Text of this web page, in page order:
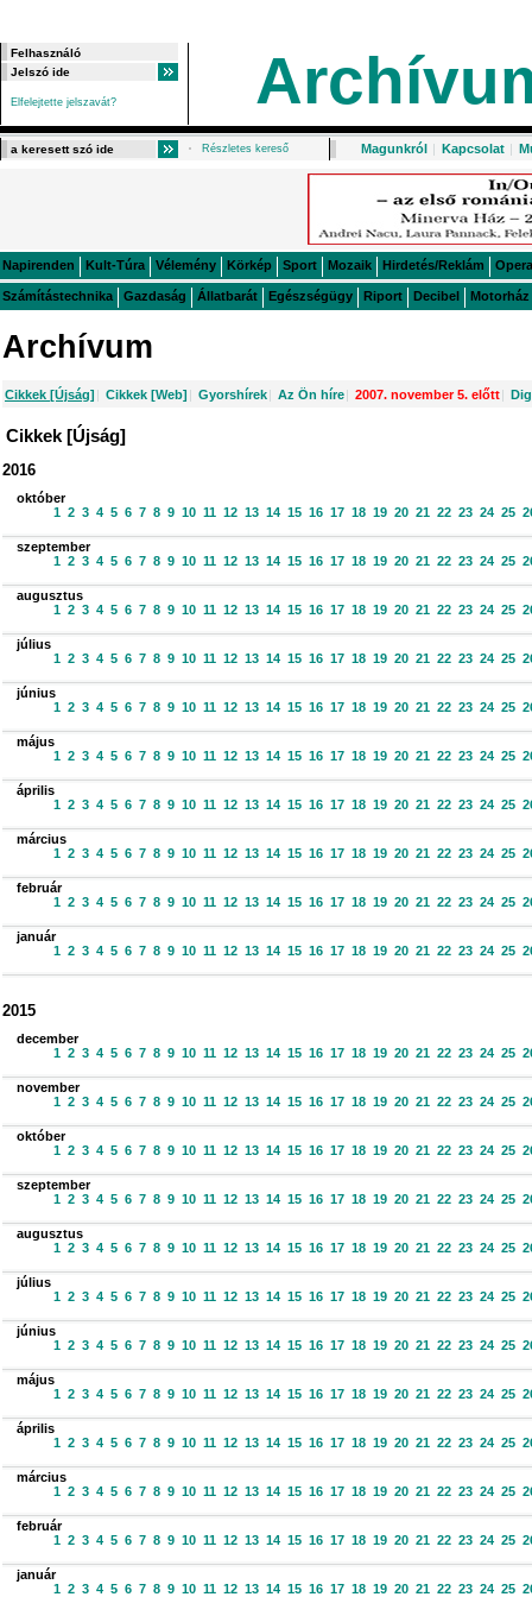
Elfelejtette jelszavát?
Részletes kereső Magunkról | Kapcsolat |
Napirenden Kult-Túra Vélemény Körkép Sport Mozaik Hirdetés/Reklám Opera
Számítástechnika Gazdaság Állatbarát Egészségügy Riport Decibel Motorház
Archívum
Cikkek [Újság] | Cikkek [Web] | Gyorshírek| Az Ön híre| 2007. november 5. előtt|
Cikkek [Újság]
2016
október
1 2 3 4 5 6 7 8 9 10 11 12 13 14 15 16 17 18 19 20 21 22 23 24 25
szeptember
1 2 3 4 5 6 7 8 9 10 11 12 13 14 15 16 17 18 19 20 21 22 23 24 25
augusztus
1 2 3 4 5 6 7 8 9 10 11 12 13 14 15 16 17 18 19 20 21 22 23 24 25
július
1 2 3 4 5 6 7 8 9 10 11 12 13 14 15 16 17 18 19 20 21 22 23 24 25
június
1 2 3 4 5 6 7 8 9 10 11 12 13 14 15 16 17 18 19 20 21 22 23 24 25
május
1 2 3 4 5 6 7 8 9 10 11 12 13 14 15 16 17 18 19 20 21 22 23 24 25
április
1 2 3 4 5 6 7 8 9 10 11 12 13 14 15 16 17 18 19 20 21 22 23 24 25
március
1 2 3 4 5 6 7 8 9 10 11 12 13 14 15 16 17 18 19 20 21 22 23 24 25
február
1 2 3 4 5 6 7 8 9 10 11 12 13 14 15 16 17 18 19 20 21 22 23 24 25
január
1 2 3 4 5 6 7 8 9 10 11 12 13 14 15 16 17 18 19 20 21 22 23 24 25
2015
december
1 2 3 4 5 6 7 8 9 10 11 12 13 14 15 16 17 18 19 20 21 22 23 24 25
november
1 2 3 4 5 6 7 8 9 10 11 12 13 14 15 16 17 18 19 20 21 22 23 24 25
október
1 2 3 4 5 6 7 8 9 10 11 12 13 14 15 16 17 18 19 20 21 22 23 24 25
szeptember
1 2 3 4 5 6 7 8 9 10 11 12 13 14 15 16 17 18 19 20 21 22 23 24 25
augusztus
1 2 3 4 5 6 7 8 9 10 11 12 13 14 15 16 17 18 19 20 21 22 23 24 25
július
1 2 3 4 5 6 7 8 9 10 11 12 13 14 15 16 17 18 19 20 21 22 23 24 25
június
1 2 3 4 5 6 7 8 9 10 11 12 13 14 15 16 17 18 19 20 21 22 23 24 25
május
1 2 3 4 5 6 7 8 9 10 11 12 13 14 15 16 17 18 19 20 21 22 23 24 25
április
1 2 3 4 5 6 7 8 9 10 11 12 13 14 15 16 17 18 19 20 21 22 23 24 25
március
1 2 3 4 5 6 7 8 9 10 11 12 13 14 15 16 17 18 19 20 21 22 23 24 25
február
1 2 3 4 5 6 7 8 9 10 11 12 13 14 15 16 17 18 19 20 21 22 23 24 25
január
1 2 3 4 5 6 7 8 9 10 11 12 13 14 15 16 17 18 19 20 21 22 23 24 25